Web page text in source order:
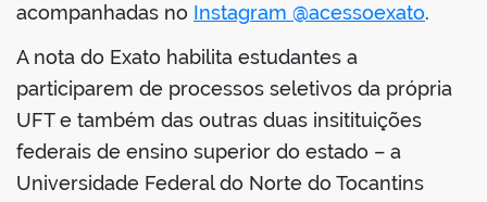
acompanhadas no Instagram @acessoexato.
A nota do Exato habilita estudantes a
participarem de processos seletivos da própria
UFT e também das outras duas insitituições
federais de ensino superior do estado – a
Universidade Federal do Norte do Tocantins